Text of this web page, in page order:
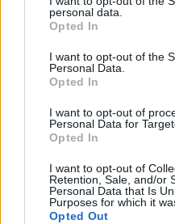
personal data.
Opted In
I want to opt-out of the
Personal Data.
Opted In
I want to opt-out of
Personal Data for
Opted In
I want to opt-out of
Retention, Sale, and/or
Personal Data that Is
Purposes for which it
Opted Out
papuošalai - smeigtai,
tačiau inventorinėje
ilgametis Kretingos
archeologas Donatas
melioruojant Tenžę, jos
piliakalnio.